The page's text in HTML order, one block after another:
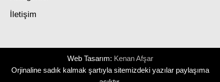
İletişim
Web Tasarım: Kenan Afşar
Orjinaline sadık kalmak şartıyla sitemizdeki yazılar paylaşıma